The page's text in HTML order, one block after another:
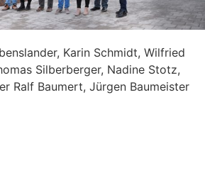
Karin Schmidt, Wilfried
Silberberger, Nadine Stotz,
Ralf Baumert, Jürgen Baumeister